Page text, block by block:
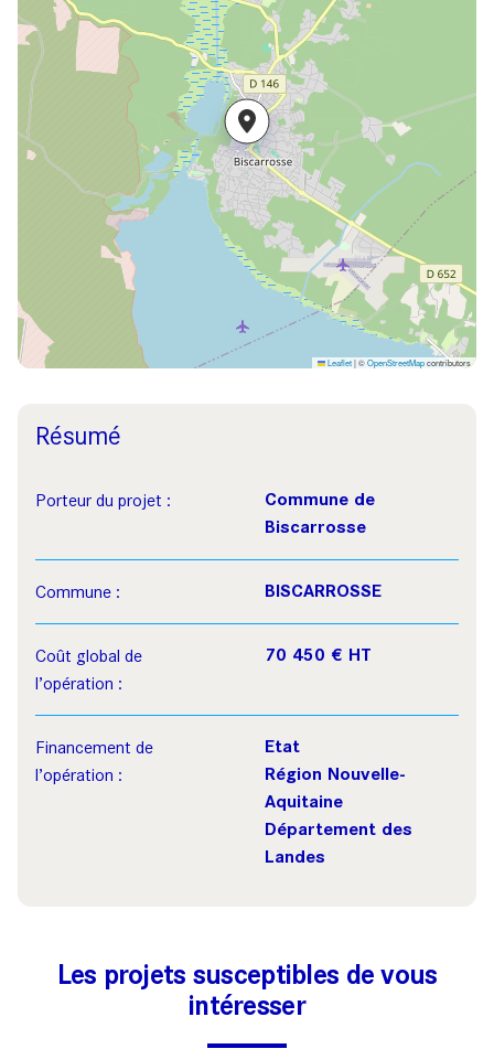
Leaflet|©OpenStreetMapcontributors
Résumé
Porteur du projet :
Commune de
Biscarrosse
Commune : BISCARROSSE
Coût global de
l’opération :
70 450 € HT
Financement de
l’opération :
Etat
Région Nouvelle-
Aquitaine
Département des
Landes
Les projets susceptibles de vous
intéresser